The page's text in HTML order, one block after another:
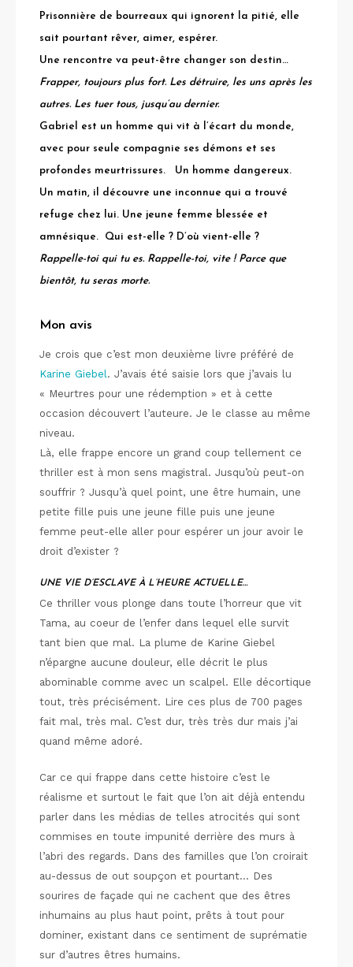
Prisonnière de bourreaux qui ignorent la pitié, elle
sait pourtant rêver, aimer, espérer.
Une rencontre va peut-être changer son destin…
Frapper, toujours plus fort. Les détruire, les uns après les
autres. Les tuer tous, jusqu’au dernier.
Gabriel est un homme qui vit à l’écart du monde,
avec pour seule compagnie ses démons et ses
profondes meurtrissures. Un homme dangereux.
Un matin, il découvre une inconnue qui a trouvé
refuge chez lui. Une jeune femme blessée et
amnésique. Qui est-elle ? D’où vient-elle ?
Rappelle-toi qui tu es. Rappelle-toi, vite ! Parce que
bientôt, tu seras morte.
Mon avis
Je crois que c’est mon deuxième livre préféré de
Karine Giebel . J’avais été saisie lors que j’avais lu
« Meurtres pour une rédemption » et à cette
occasion découvert l’auteure. Je le classe au même
niveau.
Là, elle frappe encore un grand coup tellement ce
thriller est à mon sens magistral. Jusqu’où peut-on
souffrir ? Jusqu’à quel point, une être humain, une
petite fille puis une jeune fille puis une jeune
femme peut-elle aller pour espérer un jour avoir le
droit d’exister ?
UNE VIE D’ESCLAVE À L’HEURE ACTUELLE…
Ce thriller vous plonge dans toute l’horreur que vit
Tama, au coeur de l’enfer dans lequel elle survit
tant bien que mal. La plume de Karine Giebel
n’épargne aucune douleur, elle décrit le plus
abominable comme avec un scalpel. Elle décortique
tout, très précisément. Lire ces plus de 700 pages
fait mal, très mal. C’est dur, très très dur mais j’ai
quand même adoré.
Car ce qui frappe dans cette histoire c’est le
réalisme et surtout le fait que l’on ait déjà entendu
parler dans les médias de telles atrocités qui sont
commises en toute impunité derrière des murs à
l’abri des regards. Dans des familles que l’on croirait
au-dessus de out soupçon et pourtant… Des
sourires de façade qui ne cachent que des êtres
inhumains au plus haut point, prêts à tout pour
dominer, existant dans ce sentiment de suprématie
sur d’autres êtres humains.